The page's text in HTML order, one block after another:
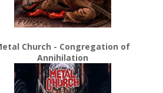
Church - Congregation of
Annihilation